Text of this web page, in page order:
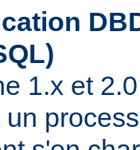
1.x et